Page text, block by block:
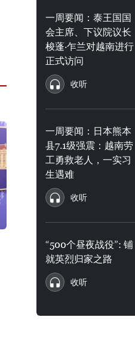
一周要闻：泰王国国
会主席、下议院议长
梭蓬·乍兰对越南进行
正式访问
收听
一周要闻：日本熊本
县7.1级强震：越南劳
工勇救老人，一实习
生遇难
收听
“500个昼夜战役”: 铺
就英烈归家之路
收听